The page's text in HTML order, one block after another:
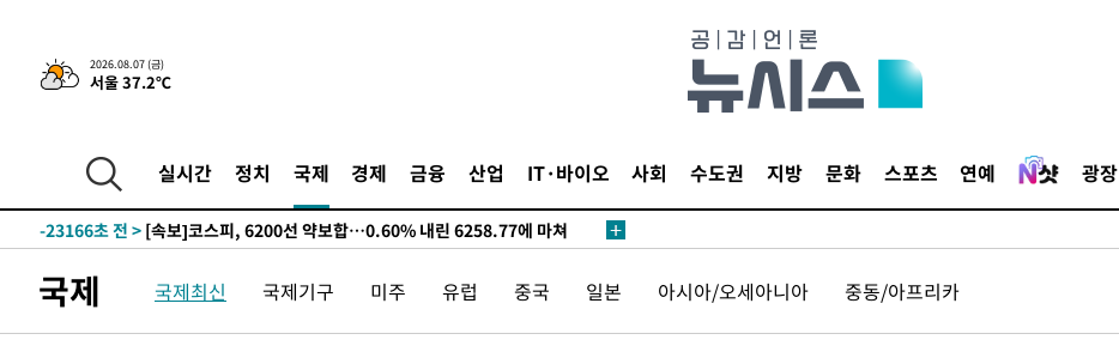
2026.08.07 (금)
서울 37.2℃
실시간 정치 국제 경제 금융 산업 IT·바이오 사회 수도권 지방 문화 스포츠 연예 광장
갈 수도
-29064초 전 >낮 최고 37도 찜통더위…곳곳 소나기·강원 많은 비[내일날씨]
-27370초 전 > SK하이닉스, 용인·청주 팹에 54조 투자…"AI 메모리 수요 선제 대
-23479초 전 >
외국인 심판 성 접대 7경기 들여다보니…한국 축구 '5승 2무'
-23213초 전 >
-23166초 전 > [속보]코스피, 6200선 약보합…0.60% 내린 6258.77에 마쳐
-23035초 전 >
[속보] 노원서 40.1도 관측…서울, 2018년 이후 첫 40도
-20125초 전 >[속보]종합특검, '계엄 수용공간 확보' 신용해 前교정본부장 기소
국제 국제최신 국제기구 미주 유럽 중국 일본 아시아/오세아니아 중동/아프리카